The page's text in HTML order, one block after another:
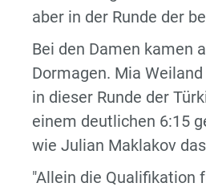
aber in der Runde der
Bei den Damen kamen
Dormagen. Mia
in dieser Runde der
einem deutlichen 6:15
wie Julian Maklakov
"Allein die Qualifikation